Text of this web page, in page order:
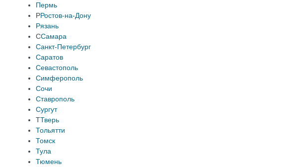
Пермь
РРостов-на-Дону
Рязань
ССамара
Санкт-Петербург
Саратов
Севастополь
Симферополь
Сочи
Ставрополь
Сургут
ТТверь
Тольятти
Томск
Тула
Тюмень